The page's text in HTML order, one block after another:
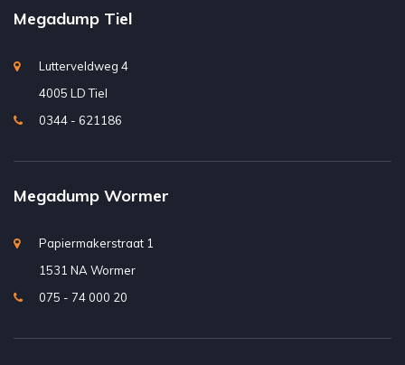
Megadump Tiel
Lutterveldweg 4
4005 LD Tiel
0344 - 621186
Megadump Wormer
Papiermakerstraat 1
1531 NA Wormer
075 - 74 000 20